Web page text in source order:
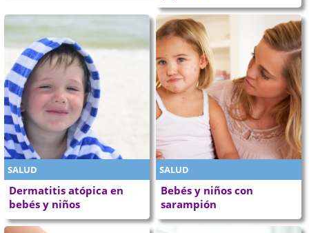
SALUD
Dermatitis atópica en
bebés y niños
SALUD
Bebés y niños con
sarampión